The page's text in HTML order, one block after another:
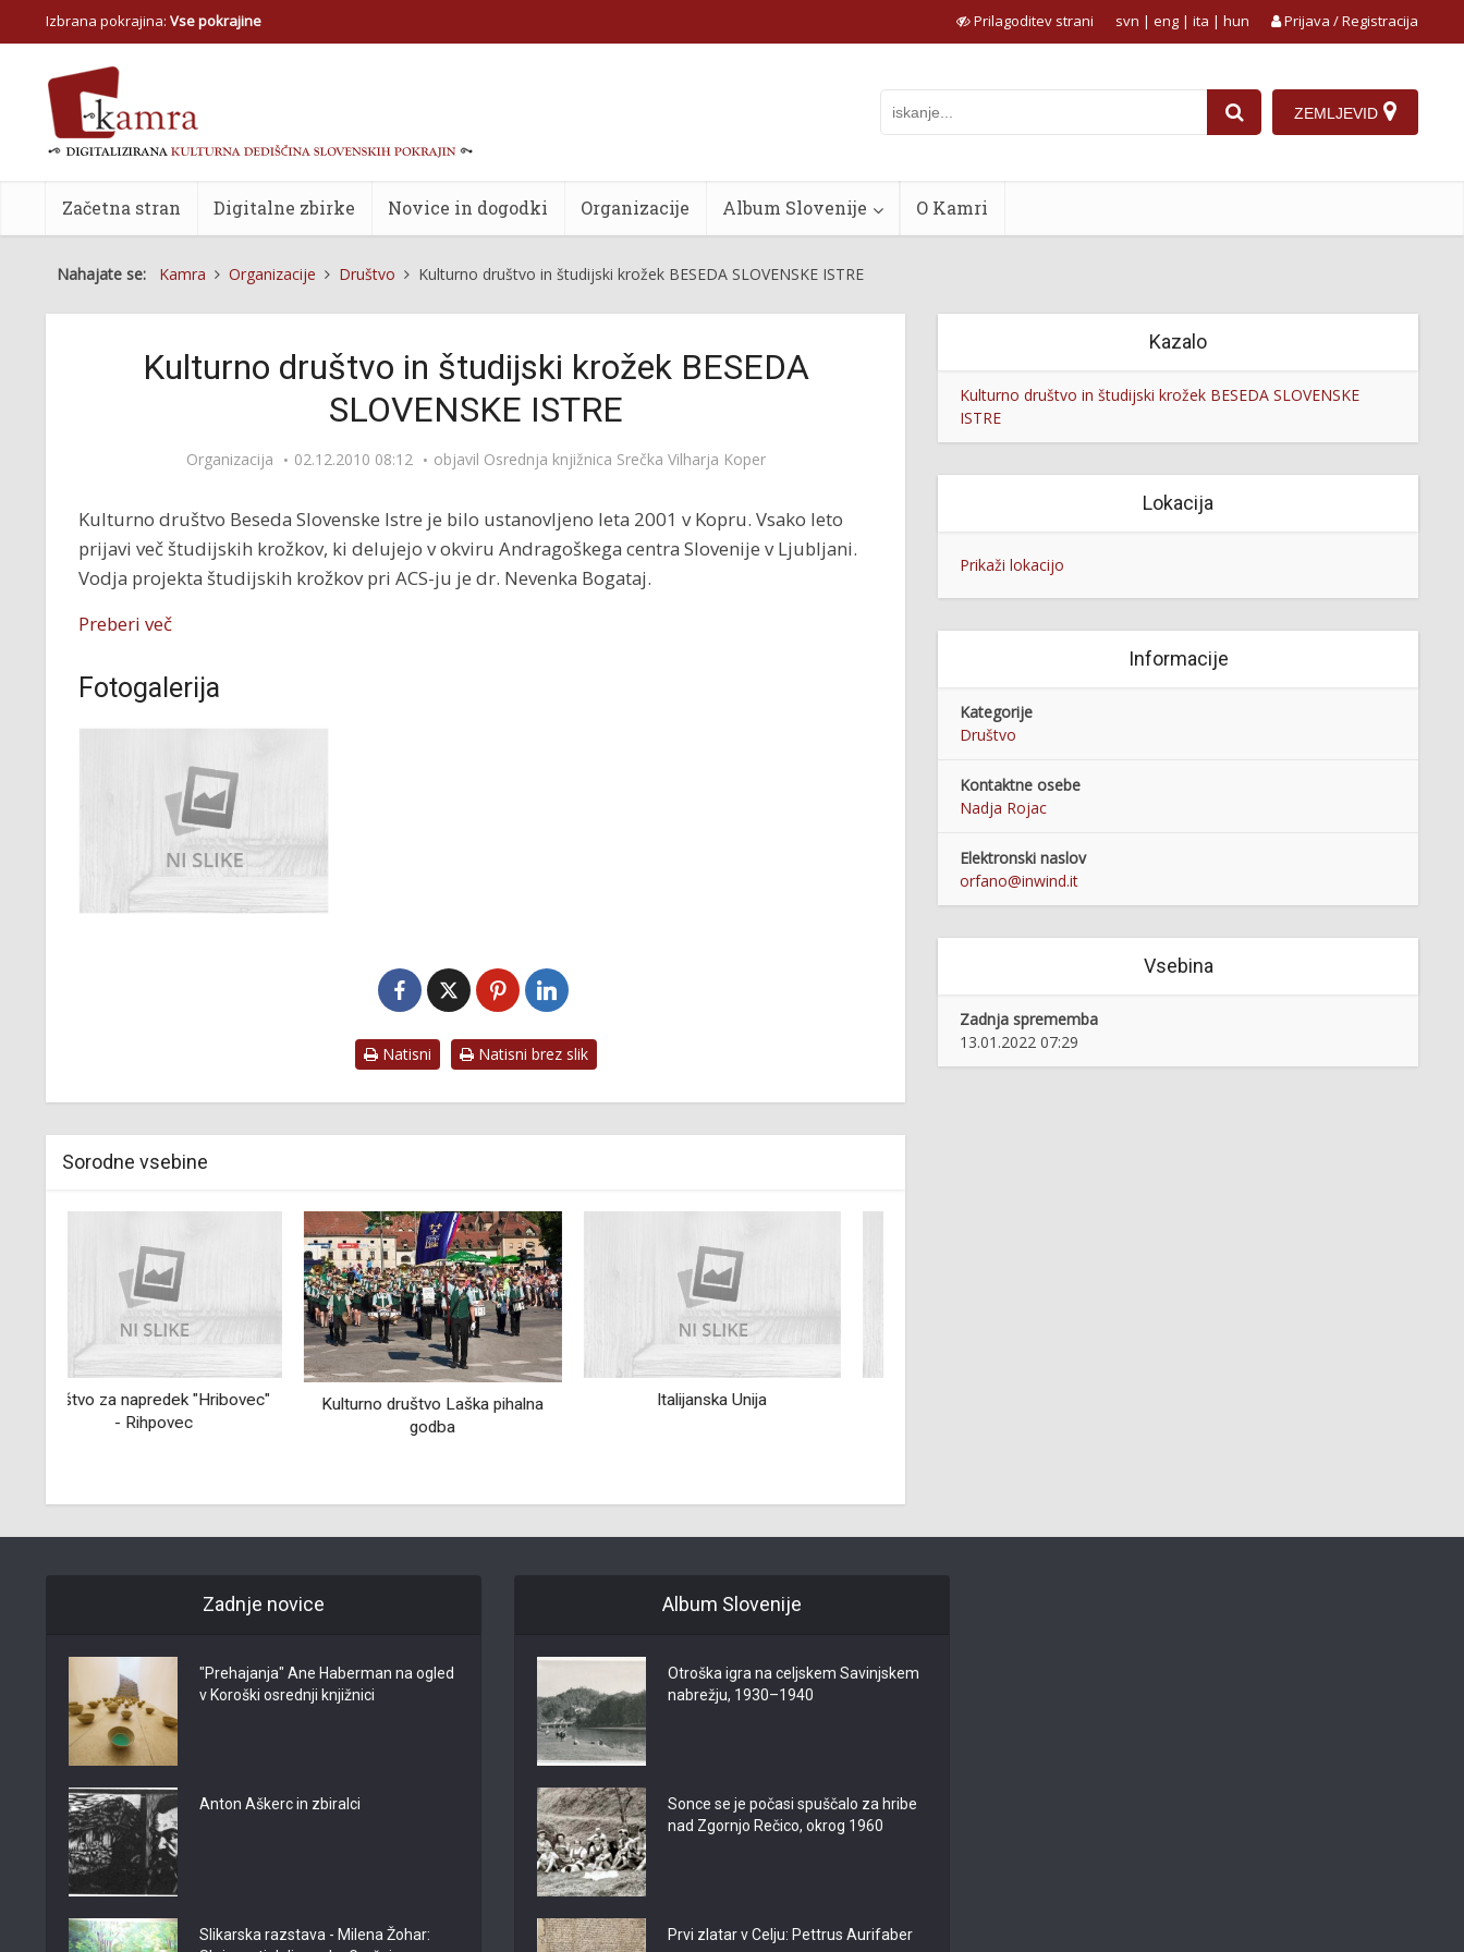
Izbrana pokrajina: Vse pokrajine Prilagoditev strani Prijava / Registracija
svn | eng | ita | hun
ZEMLJEVID
Začetna stran Digitalne zbirke Novice in dogodki Organizacije Album Slovenije O Kamri
Nahajate se: Kamra Organizacije Društvo Kulturno društvo in študijski krožek BESEDA SLOVENSKE ISTRE
Kulturno društvo in študijski krožek BESEDA
SLOVENSKE ISTRE
Organizacija 02.12.2010 08:12 objavil Osrednja knjižnica Srečka Vilharja Koper
Kulturno društvo Beseda Slovenske Istre je bilo ustanovljeno leta 2001 v Kopru. Vsako leto
prijavi več študijskih krožkov, ki delujejo v okviru Andragoškega centra Slovenije v Ljubljani.
Vodja projekta študijskih krožkov pri ACS-ju je dr. Nevenka Bogataj.
Preberi več
Fotogalerija
Natisni Natisni brez slik
Sorodne vsebine
Kulturno društvo Laška pihalna
godba
Italijanska Unija
Kulturno društvo Godba
Kazalo
Kulturno društvo in študijski krožek BESEDA SLOVENSKE
ISTRE
Lokacija
Prikaži lokacijo
Informacije
Kategorije
Društvo
Kontaktne osebe
Nadja Rojac
Elektronski naslov
orfano@inwind.it
Vsebina
Zadnja sprememba
13.01.2022 07:29
Zadnje novice
"Prehajanja" Ane Haberman na ogled
v Koroški osrednji knjižnici
Anton Aškerc in zbiralci
Slikarska razstava - Milena Žohar:
Album Slovenije
Otroška igra na celjskem Savinjskem
nabrežju, 1930–1940
Sonce se je počasi spuščalo za hribe
nad Zgornjo Rečico, okrog 1960
Prvi zlatar v Celju: Pettrus Aurifaber